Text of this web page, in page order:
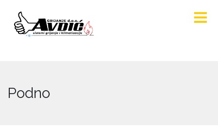
Podno